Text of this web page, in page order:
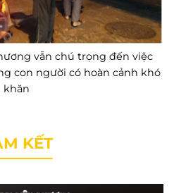
vẫn chú trọng đến việc
con người có hoàn cảnh khó
khăn
KẾT